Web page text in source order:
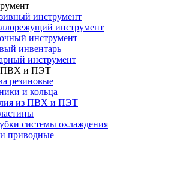
инструмент
инструмент
инструмент
инвентарь
инструмент
и ПЭТ
резиновые
и кольца
из ПВХ и ПЭТ
системы охлаждения
приводные